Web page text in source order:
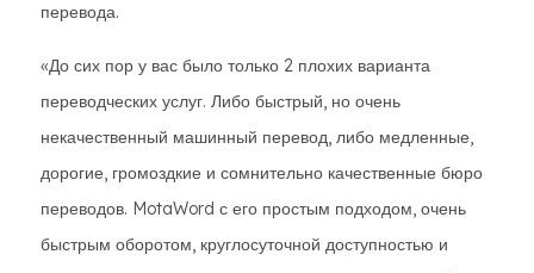
перевода.
«До сих пор у вас было только 2 плохих варианта
переводческих услуг. Либо быстрый, но очень
некачественный машинный перевод, либо медленные,
дорогие, громоздкие и сомнительно качественные бюро
переводов. MotaWord с его простым подходом, очень
быстрым оборотом, круглосуточной доступностью и